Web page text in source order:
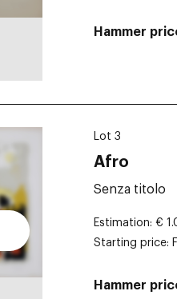
Hammer
Lot 3
Afro
Senza titolo
Estimation €
Starting price
Hammer